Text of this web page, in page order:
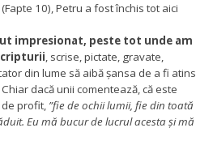
10), Petru a fost închis tot aici
impresionat, peste tot unde am
, scrise, pictate, gravate,
din lume să aibă șansa de a fi atins
dacă unii comentează, că este
de profit, ”fie de ochii lumii, fie din toată
Eu mă bucur de lucrul acesta și mă